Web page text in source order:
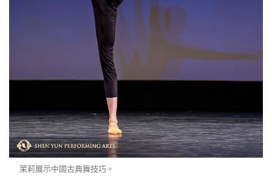
茉莉展示中國古典舞技巧。